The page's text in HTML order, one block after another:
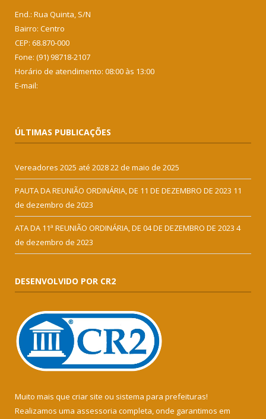
End.: Rua Quinta, S/N
Bairro: Centro
CEP: 68.870-000
Fone: (91) 98718-2107
Horário de atendimento: 08:00 às 13:00
E-mail:
ÚLTIMAS PUBLICAÇÕES
Vereadores 2025 até 202822 de maio de 2025
PAUTA DA REUNIÃO ORDINÁRIA, DE 11 DE DEZEMBRO DE 2023 11
de dezembro de 2023
ATA DA 11ª REUNIÃO ORDINÁRIA, DE 04 DE DEZEMBRO DE 2023 4
de dezembro de 2023
DESENVOLVIDO POR CR2
Muito mais que criar site ou sistema para prefeituras!
Realizamos uma assessoria completa, onde garantimos em